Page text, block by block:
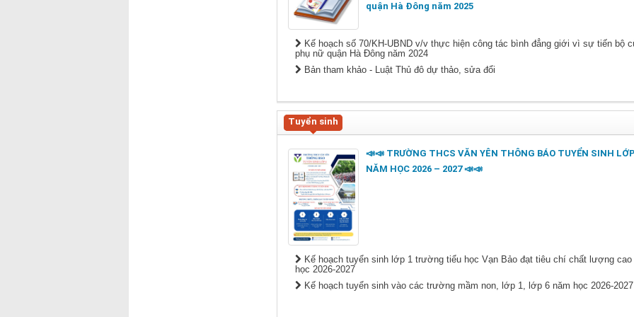
quận Hà Đông năm 2025
Kế hoạch số 70/KH-UBND v/v thực hiện công tác bình đẳng giới vì sự tiến bộ
phụ nữ quận Hà Đông năm 2024
Bản tham khảo - Luật Thủ đô dự thảo, sửa đổi
Tuyển sinh
📣📣 TRƯỜNG THCS VĂN YÊN THÔNG BÁO TUYỂN SINH
NĂM HỌC 2026 – 2027 📣📣
Kế hoạch tuyển sinh lớp 1 trường tiểu học Vạn Bảo đạt tiêu chí chất lượng cao
học 2026-2027
Kế hoạch tuyển sinh vào các trường mầm non, lớp 1, lớp 6 năm học 2026-2027